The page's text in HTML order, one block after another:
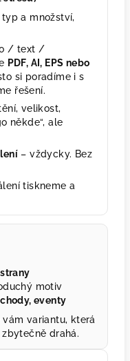
a množství,
/ text /
PDF, AI, EPS nebo
si poradíme i s
řešení.
velikost,
někde“, ale
– vždycky. Bez
tiskneme a
motiv
eventy
variantu, která
drahá.